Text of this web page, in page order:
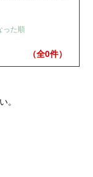
った順
（全0件）
。